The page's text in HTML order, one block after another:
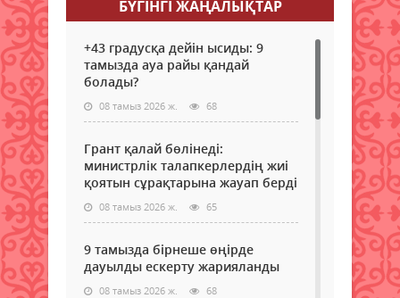
БҮГІНГI ЖАҢАЛЫҚТАР
+43 градусқа дейін ысиды: 9
тамызда ауа райы қандай
болады?
08 тамыз 2026 ж. 68
Грант қалай бөлінеді:
министрлік талапкерлердің жиі
қоятын сұрақтарына жауап берді
08 тамыз 2026 ж. 65
9 тамызда бірнеше өңірде
дауылды ескерту жарияланды
08 тамыз 2026 ж. 68